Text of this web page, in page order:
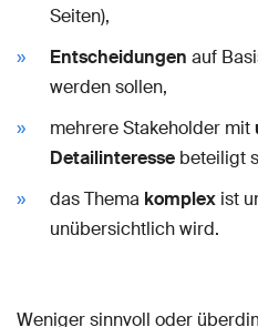
Seiten),
Entscheidungen auf
werden sollen,
mehrere Stakeholder mit
Detailinteresse beteiligt
das Thema komplex ist
unübersichtlich wird.
Weniger sinnvoll oder